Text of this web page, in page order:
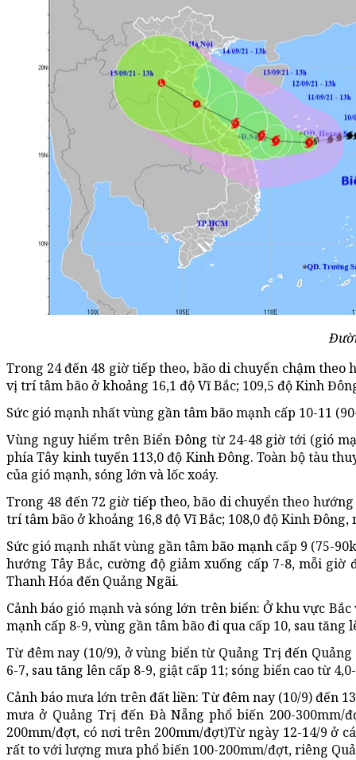
Trong 24 đến 48 giờ tiếp theo, bão di chuyển chậm theo
vị trí tâm bão ở khoảng 16,1 độ Vĩ Bắc; 109,5 độ Kinh
Sức gió mạnh nhất vùng gần tâm bão mạnh cấp 10-11
Vùng nguy hiểm trên Biển Đông từ 24-48 giờ tới (gió
phía Tây kinh tuyến 113,0 độ Kinh Đông. Toàn bộ tàu
của gió mạnh, sóng lớn và lốc xoáy.
Trong 48 đến 72 giờ tiếp theo, bão di chuyển theo
trí tâm bão ở khoảng 16,8 độ Vĩ Bắc; 108,0 độ Kinh
Sức gió mạnh nhất vùng gần tâm bão mạnh cấp 9 (75-
hướng Tây Bắc, cường độ giảm xuống cấp 7-8, mỗi
Thanh Hóa đến Quảng Ngãi.
Cảnh báo gió mạnh và sóng lớn trên biển: Ở khu vực
mạnh cấp 8-9, vùng gần tâm bão đi qua cấp 10, sau
Từ đêm nay (10/9), ở vùng biển từ Quảng Trị đến
6-7, sau tăng lên cấp 8-9, giật cấp 11; sóng biển cao từ
Cảnh báo mưa lớn trên đất liền: Từ đêm nay (10/9) đến
mưa ở Quảng Trị đến Đà Nẵng phổ biến 200-300mm/
200mm/đợt, có nơi trên 200mm/đợt)Từ ngày 12-14/9 ở
rất to với lượng mưa phổ biến 100-200mm/đợt, riêng